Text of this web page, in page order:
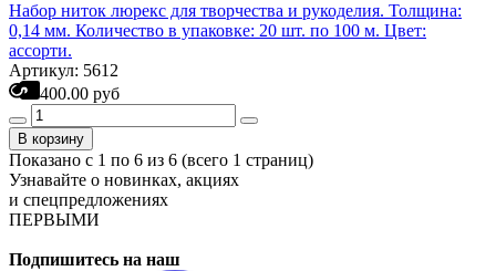
Набор ниток люрекс для творчества и рукоделия. Толщина:
0,14 мм. Количество в упаковке: 20 шт. по 100 м. Цвет:
ассорти.
Артикул: 5612
400.00 руб
В корзину
Показано с 1 по 6 из 6 (всего 1 страниц)
Узнавайте о новинках, акциях
и спецпредложениях
ПЕРВЫМИ
Подпишитесь на наш